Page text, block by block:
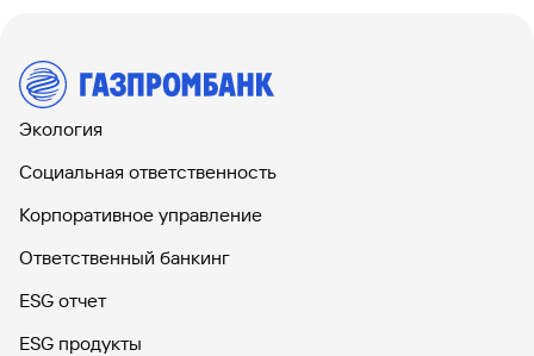
Экология
Социальная ответственность
Корпоративное управление
Ответственный банкинг
ESG отчет
ESG продукты